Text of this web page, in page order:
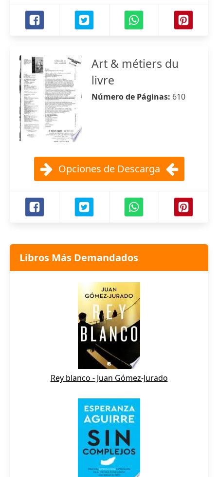
Art & métiers du
livre
Número de Páginas: 610
Opciones de Descarga
Libros Más Demandados
Rey blanco - Juan Gómez-Jurado